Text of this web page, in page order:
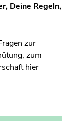
Deine Regeln,
zur
zum
hier